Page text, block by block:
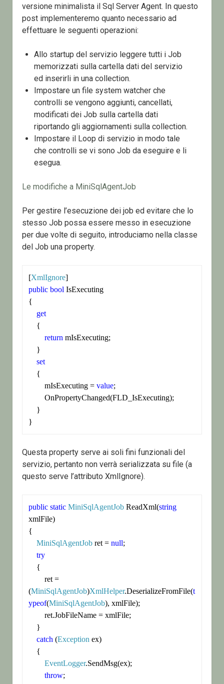
versione minimalista il Sql Server Agent. In questo
post implementeremo quanto necessario ad
effettuare le seguenti operazioni:
Allo startup del servizio leggere tutti i Job
memorizzati sulla cartella dati del servizio
ed inserirli in una collection.
Impostare un file system watcher che
controlli se vengono aggiunti, cancellati,
modificati dei Job sulla cartella dati
riportando gli aggiornamenti sulla collection.
Impostare il Loop di servizio in modo tale
che controlli se vi sono Job da eseguire e li
esegua.
Le modifiche a MiniSqlAgentJob
Per gestire l’esecuzione dei job ed evitare che lo
stesso Job possa essere messo in esecuzione
per due volte di seguito, introduciamo nella classe
del Job una property.
[XmlIgnore ]
public bool IsExecuting
{
get
return mIsExecuting;
set
        mIsExecuting =
value;
}
Questa property serve ai soli fini funzionali del
servizio, pertanto non verrà serializzata su file (a
questo serve l’attributo XmlIgnore).
public static MiniSqlAgentJob ReadXml(string
xmlFile)
{
MiniSqlAgentJob ret = null;
try
(MiniSqlAgentJob)XmlHelper.DeserializeFromFile(t
ypeof(MiniSqlAgentJob), xmlFile);
catch (Exception ex)
EventLogger.SendMsg(ex);
throw;